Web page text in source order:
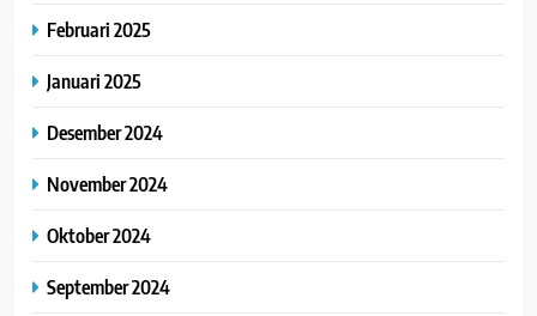
Februari 2025
Januari 2025
Desember 2024
November 2024
Oktober 2024
September 2024